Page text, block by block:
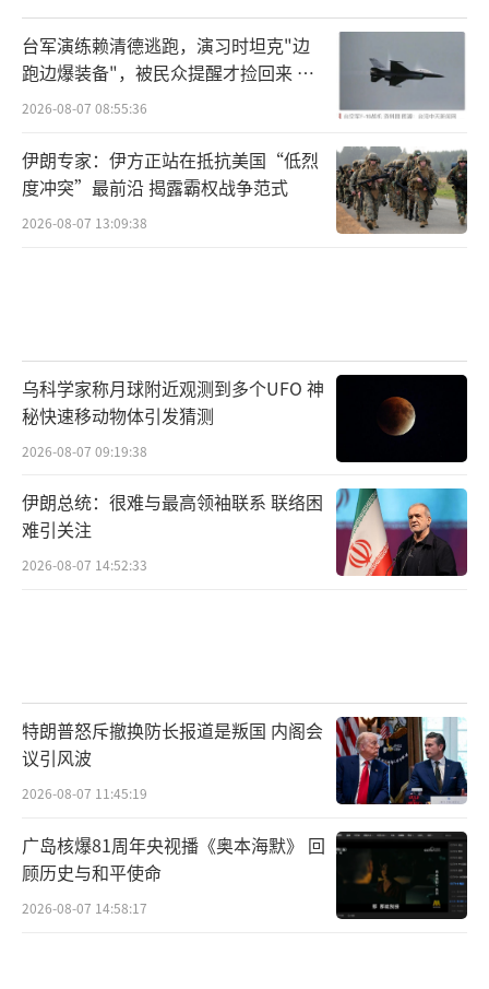
台军演练赖清德逃跑，演习时坦克"边
跑边爆装备"，被民众提醒才捡回来 演
习状况频出引发关注
2026-08-07 08:55:36
伊朗专家：伊方正站在抵抗美国“低烈
度冲突”最前沿 揭露霸权战争范式
2026-08-07 13:09:38
乌科学家称月球附近观测到多个UFO 神
秘快速移动物体引发猜测
2026-08-07 09:19:38
伊朗总统：很难与最高领袖联系 联络困
难引关注
2026-08-07 14:52:33
特朗普怒斥撤换防长报道是叛国 内阁会
议引风波
2026-08-07 11:45:19
广岛核爆81周年央视播《奥本海默》 回
顾历史与和平使命
2026-08-07 14:58:17